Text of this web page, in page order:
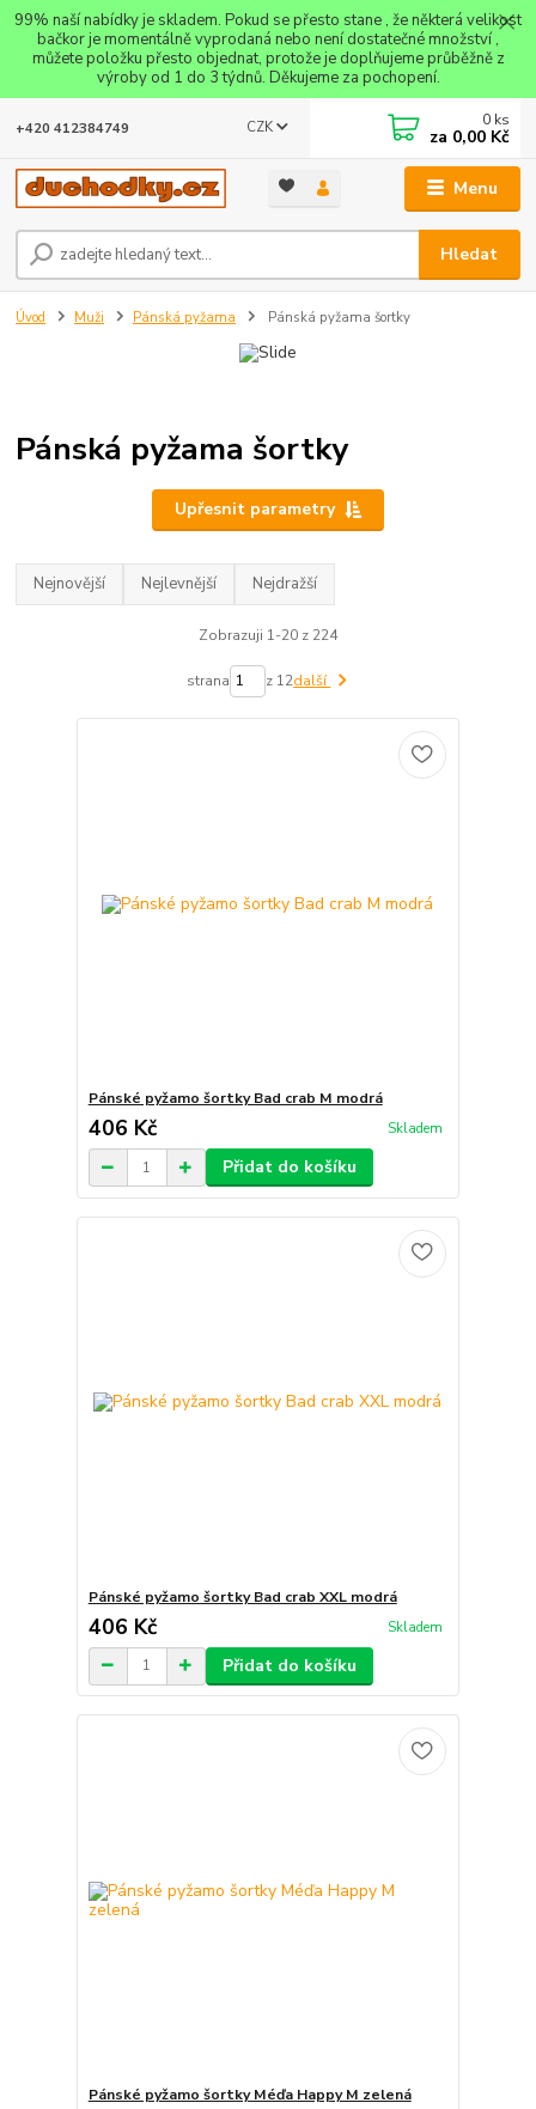
99% naší nabídky je skladem. Pokud se přesto stane , že některá velikost
bačkor je momentálně vyprodaná nebo není dostatečné množství ,
můžete položku přesto objednat, protože je doplňujeme průběžně z
výroby od 1 do 3 týdnů. Děkujeme za pochopení.
Menu
CZK
Hledat
+420 412384749 0 ks
za 0,00 Kč
Úvod Muži Pánská pyžama Pánská pyžama šortky
Pánská pyžama šortky
Upřesnit parametry
Nejnovější Nejlevnější Nejdražší
Zobrazuji 1-20 z 224
strana z 12další
Pánské pyžamo šortky Bad crab M modrá
406 Kč Skladem
Přidat do košíku
Pánské pyžamo šortky Bad crab XXL modrá
406 Kč Skladem
Přidat do košíku
Pánské pyžamo šortky Méďa Happy M zelená